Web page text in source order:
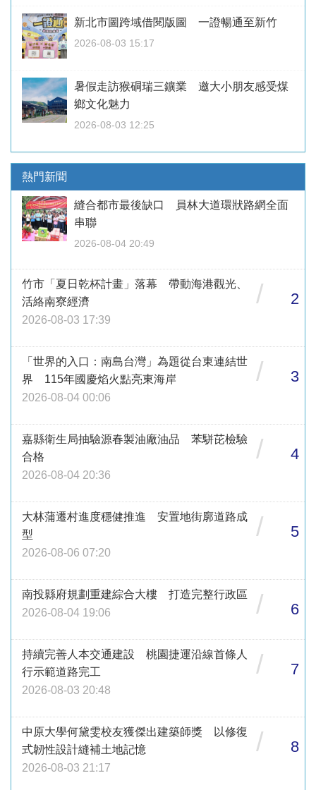
新北市圖跨域借閱版圖 一證暢通至新竹
2026-08-03 15:17
暑假走訪猴硐瑞三鑛業 邀大小朋友感受煤
鄉文化魅力
2026-08-03 12:25
熱門新聞
縫合都市最後缺口 員林大道環狀路網全面
串聯
2026-08-04 20:49
竹市「夏日乾杯計畫」落幕 帶動海港觀光、
活絡南寮經濟
2026-08-03 17:39
/ 2
「世界的入口：南島台灣」為題從台東連結世
界 115年國慶焰火點亮東海岸
2026-08-04 00:06
/ 3
嘉縣衛生局抽驗源春製油廠油品 苯駢芘檢驗
合格
2026-08-04 20:36
/ 4
大林蒲遷村進度穩健推進 安置地街廓道路成
型
2026-08-06 07:20
/ 5
南投縣府規劃重建綜合大樓 打造完整行政區
2026-08-04 19:06
/ 6
持續完善人本交通建設 桃園捷運沿線首條人
行示範道路完工
2026-08-03 20:48
/ 7
中原大學何黛雯校友獲傑出建築師獎 以修復
式韌性設計縫補土地記憶
2026-08-03 21:17
/ 8